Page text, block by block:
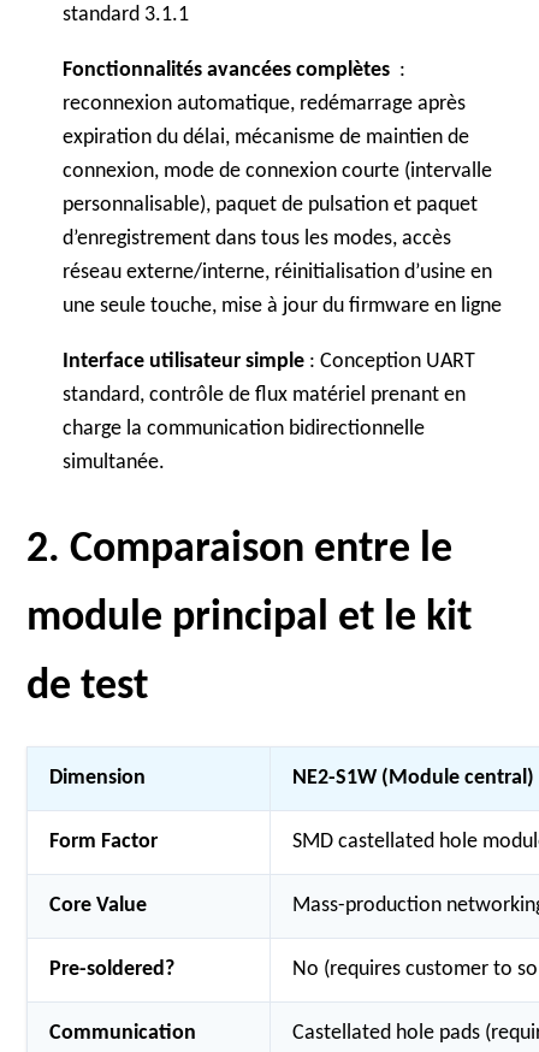
standard 3.1.1
Fonctionnalités avancées complètes :
reconnexion automatique, redémarrage après
expiration du délai, mécanisme de maintien de
connexion, mode de connexion courte (intervalle
personnalisable), paquet de pulsation et paquet
d’enregistrement dans tous les modes, accès
réseau externe/interne, réinitialisation d’usine en
une seule touche, mise à jour du firmware en ligne
Interface utilisateur simple : Conception UART
standard, contrôle de flux matériel prenant en
charge la communication bidirectionnelle
simultanée.
2. Comparaison entre le
module principal et le kit
de test
Dimension NE2-S1W (Module central)
Form Factor SMD castellated hole
Core Value Mass-production
Pre-soldered? No (requires customer to
Communication
Castellated hole pads